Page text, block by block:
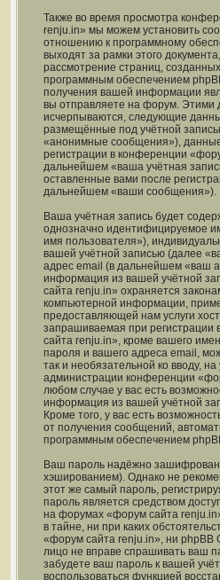
Также во время просмотра
renju.in» мы можем установить
отношению к программному
выходят за рамки этого
рассмотрение страниц,
программным обеспечением
получения вашей информации
вы отправляете на форум. Этими
исчерпываются, следующие
размещённые под учётной
«анонимные сообщения»),
регистрации в конференции
дальнейшем «ваша учётная
оставленные вами после
дальнейшем «ваши сообщения»).
Ваша учётная запись будет
однозначно идентифицируемое
имя пользователя»),
вашей учётной записью (далее
адрес email (в дальнейшем «ваш
информация из вашей учётной
сайта renju.in» охраняется
компьютерной информации,
предоставляющей нам услуги
запрашиваемая при
сайта renju.in», кроме вашего
пароля и вашего адреса email,
так и необязательной ко вводу,
администрации конференции
любом случае у вас есть
информация из вашей учётной
Кроме того, у вас есть
от получения сообщений,
программным обеспечением
Ваш пароль надёжно
хэшированием). Однако не
этот же самый пароль,
пароль является средством
на форумах «форум сайта
в тайне, ни при каких
«форум сайта renju.in», ни phpBB
лицо не вправе спрашивать ваш
забудете ваш пароль к вашей
воспользоваться функцией